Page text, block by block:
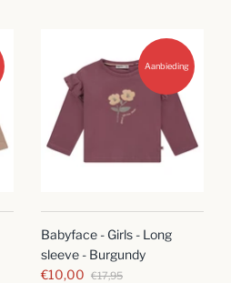
Aanbieding
Babyface - Girls - Long
sleeve - Burgundy
€10,00 €17,95